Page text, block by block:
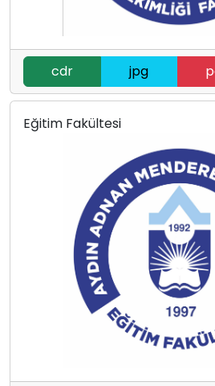
cdr jpg
Eğitim Fakültesi